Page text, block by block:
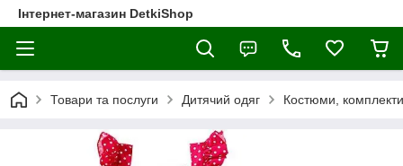
Інтернет-магазин DetkiShop
Товари та послуги Дитячий одяг Костюми, комплекти